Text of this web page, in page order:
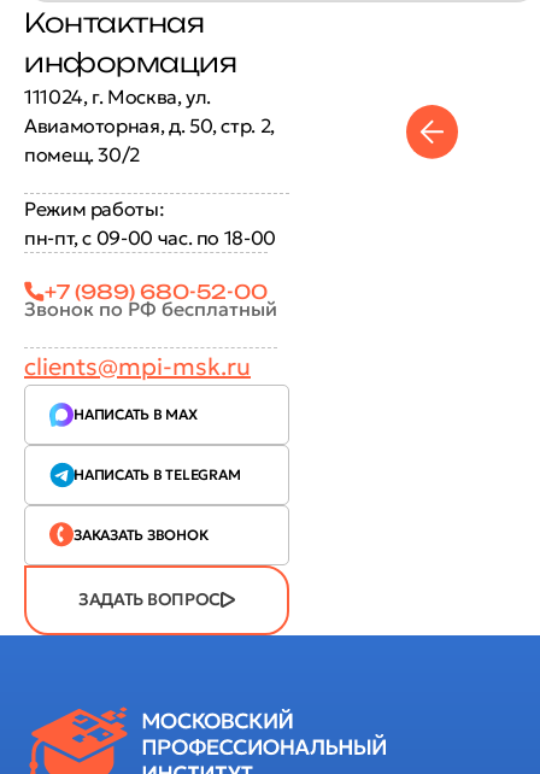
Контактная
информация
111024, г. Москва, ул.
Авиамоторная, д. 50, стр. 2,
помещ. 30/2
Режим работы:
пн-пт, с 09-00 час. по 18-00
+7 (989) 680-52-00
Звонок по РФ бесплатный
clients@mpi-msk.ru
НАПИСАТЬ В MAX
НАПИСАТЬ В TELEGRAM
ЗАКАЗАТЬ ЗВОНОК
ЗАДАТЬ ВОПРОС